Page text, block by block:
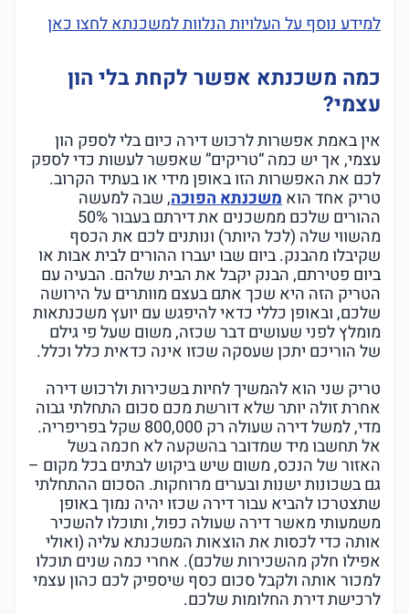
למידע נוסף על העלויות הנלוות למשכנתא לחצו כאן
כמה משכנתא אפשר לקחת בלי הון
עצמי?
אין באמת אפשרות לרכוש דירה כיום בלי לספק הון
עצמי, אך יש כמה “טריקים” שאפשר לעשות כדי לספק
לכם את האפשרות הזו באופן מידי או בעתיד הקרוב.
טריק אחד הואמשכנתא הפוכה, שבה למעשה
ההורים שלכם ממשכנים את דירתם בעבור 50%
מהשווי שלה (לכל היותר) ונותנים לכם את הכסף
שקיבלו מהבנק. ביום שבו יעברו ההורים לבית אבות או
ביום פטירתם, הבנק יקבל את הבית שלהם. הבעיה עם
הטריק הזה היא שכך אתם בעצם מוותרים על הירושה
שלכם, ובאופן כללי כדאי להיפגש עם יועץ משכנתאות
מומלץ לפני שעושים דבר שכזה, משום שעל פי גילם
של הוריכם יתכן שעסקה שכזו אינה כדאית כלל וכלל.
טריק שני הוא להמשיך לחיות בשכירות ולרכוש דירה
אחרת זולה יותר שלא דורשת מכם סכום התחלתי גבוה
מדי, למשל דירה שעולה רק 800,000 שקל בפריפריה.
אל תחשבו מיד שמדובר בהשקעה לא חכמה בשל
האזור של הנכס, משום שיש ביקוש לבתים בכל מקום –
גם בשכונות ישנות ובערים מרוחקות. הסכום ההתחלתי
שתצטרכו להביא עבור דירה שכזו יהיה נמוך באופן
משמעותי מאשר דירה שעולה כפול, ותוכלו להשכיר
אותה כדי לכסות את הוצאות המשכנתא עליה (ואולי
אפילו חלק מהשכירות שלכם). אחרי כמה שנים תוכלו
למכור אותה ולקבל סכום כסף שיספיק לכם כהון עצמי
לרכישת דירת החלומות שלכם.